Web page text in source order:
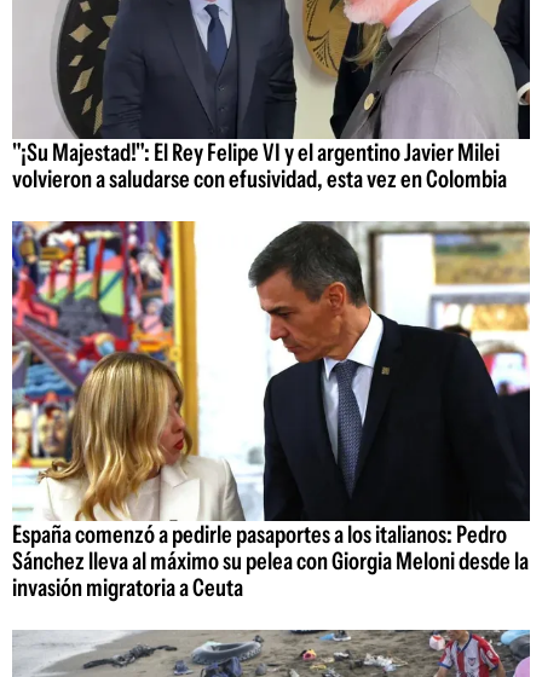
"¡Su Majestad!": El Rey Felipe VI y el argentino Javier Milei
volvieron a saludarse con efusividad, esta vez en Colombia
España comenzó a pedirle pasaportes a los italianos: Pedro
Sánchez lleva al máximo su pelea con Giorgia Meloni desde la
invasión migratoria a Ceuta